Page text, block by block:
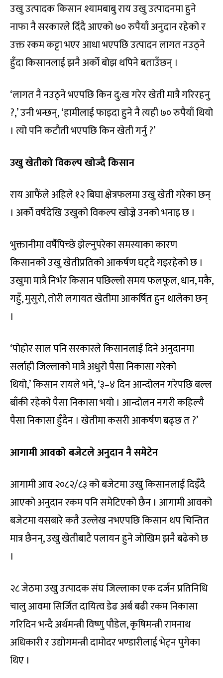
उखु उत्पादक किसान श्यामबाबु राय उखु उत्पादनमा हुने
नाफा नै सरकारले दिँदै आएको ७० रुपैयाँ अनुदान रहेको र
उक्त रकम कट्टा भएर आधा भएपछि उत्पादन लागत नउठ्ने
हुँदा किसानलाई झनै अर्को बोझ थपिने बताउँछन् ।
‘लागत नै नउठ्ने भएपछि किन दु:ख गरेर खेती मात्रै गरिरहनु
?,’ उनी भन्छन्, ‘हामीलाई फाइदा हुने नै त्यही ७० रुपैयाँ थियो
। त्यो पनि कटौती भएपछि किन खेती गर्नु ?’
उखु खेतीको विकल्प खोज्दै किसान
राय आफैंले अहिले १२ बिघा क्षेत्रफलमा उखु खेती गरेका छन्
। अर्को वर्षदेखि उखुको विकल्प खोज्ने उनको भनाइ छ ।
भुक्तानीमा वर्षैपिच्छे झेल्नुपरेका समस्याका कारण
किसानको उखु खेतीप्रतिको आकर्षण घट्दै गइरहेको छ ।
उखुमा मात्रै निर्भर किसान पछिल्लो समय फलफूल, धान, मकै,
गहुँ, मुसुरो, तोरी लगायत खेतीमा आकर्षित हुन थालेका छन्
।
‘पोहोर साल पनि सरकारले किसानलाई दिने अनुदानमा
सर्लाही जिल्लाको मात्रै अधुरो पैसा निकासा गरेको
थियो,’ किसान रायले भने, ‘३–४ दिन आन्दोलन गरेपछि बल्ल
बाँकी रहेको पैसा निकासा भयो । आन्दोलन नगरी कहिल्यै
पैसा निकासा हुँदैन । खेतीमा कसरी आकर्षण बढ्छ त ?’
आगामी आवको बजेटले अनुदान नै समेटेन
आगामी आव २०८२/८३ को बजेटमा उखु किसानलाई दिइँदै
आएको अनुदान रकम पनि समेटिएको छैन । आगामी आवको
बजेटमा यसबारे कतै उल्लेख नभएपछि किसान थप चिन्तित
मात्र छैनन्, उखु खेतीबाटै पलायन हुने जोखिम झनै बढेको छ
।
२८ जेठमा उखु उत्पादक संघ जिल्लाका एक दर्जन प्रतिनिधि
चालु आवमा सिर्जित दायित्व डेढ अर्ब बढी रकम निकासा
गरिदिन भन्दै अर्थमन्त्री विष्णु पौडेल, कृषिमन्त्री रामनाथ
अधिकारी र उद्योगमन्त्री दामोदर भण्डारीलाई भेट्न पुगेका
थिए ।